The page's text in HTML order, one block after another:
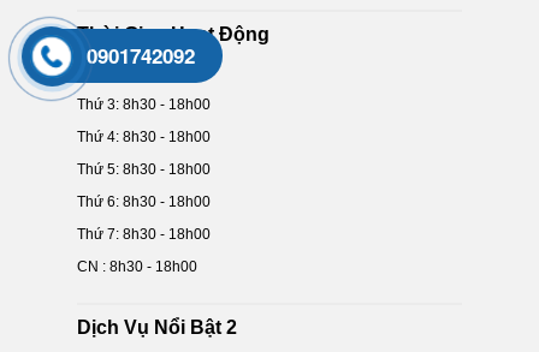
Thời Gian Hoạt Động
Thứ 3: 8h30 - 18h00
Thứ 4: 8h30 - 18h00
Thứ 5: 8h30 - 18h00
Thứ 6: 8h30 - 18h00
Thứ 7: 8h30 - 18h00
CN : 8h30 - 18h00
Dịch Vụ Nổi Bật 2
0901742092